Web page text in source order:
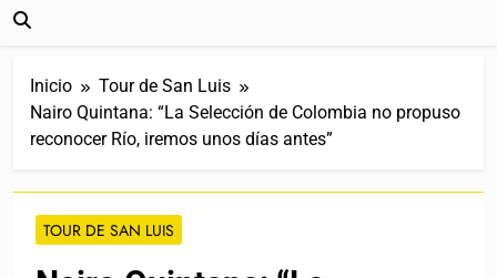
Inicio
Tour de San Luis
Nairo Quintana: “La Selección de Colombia no propuso
reconocer Río, iremos unos días antes”
TOUR DE SAN LUIS